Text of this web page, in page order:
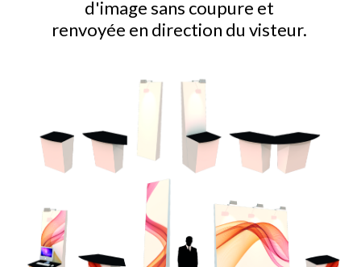
d'image sans coupure et
renvoyée en direction du visteur.